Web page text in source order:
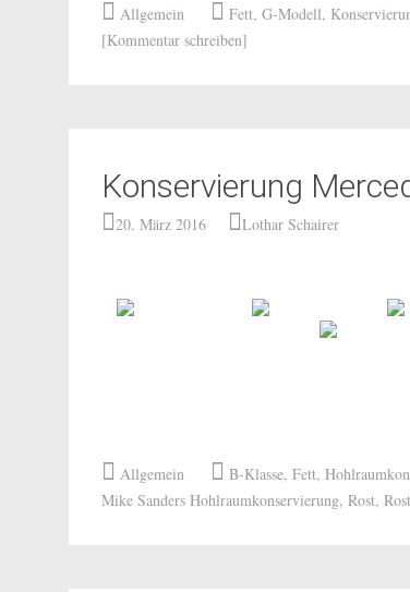
Allgemein Fett, G-Modell,
[Kommentar schreiben]
Konservierung
20. März 2016 Lothar Schairer
Allgemein B-Klasse, Fett,
Mike Sanders Hohlraumkonservierung, Rost,